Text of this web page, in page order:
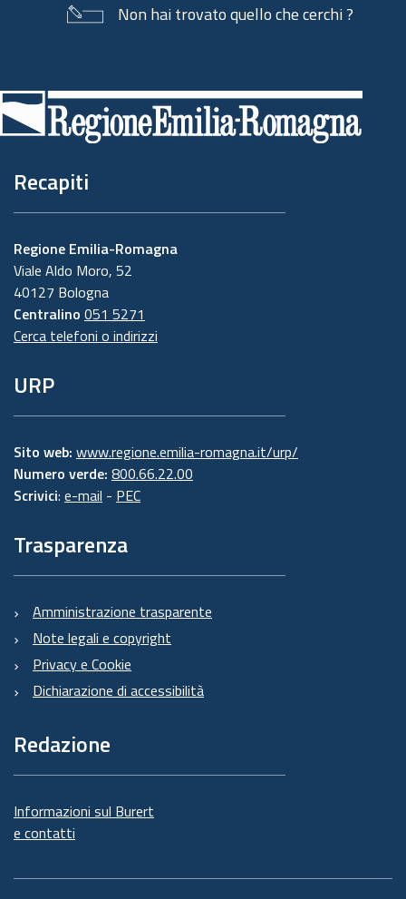
Non hai trovato quello che cerchi ?
di
pagina
Recapiti
Regione Emilia-Romagna
Viale Aldo Moro, 52
40127 Bologna
Centralino 051 5271
Cerca telefoni o indirizzi
URP
Sito web: www.regione.emilia-romagna.it/urp/
Numero verde: 800.66.22.00
Scrivici: e-mail - PEC
Trasparenza
Amministrazione trasparente
Note legali e copyright
Privacy e Cookie
Dichiarazione di accessibilità
Redazione
Informazioni sul Burert
e contatti